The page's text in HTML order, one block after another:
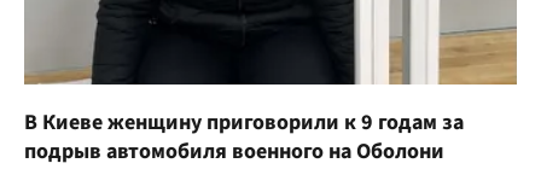
В Киеве женщину приговорили к 9 годам за
подрыв автомобиля военного на Оболони